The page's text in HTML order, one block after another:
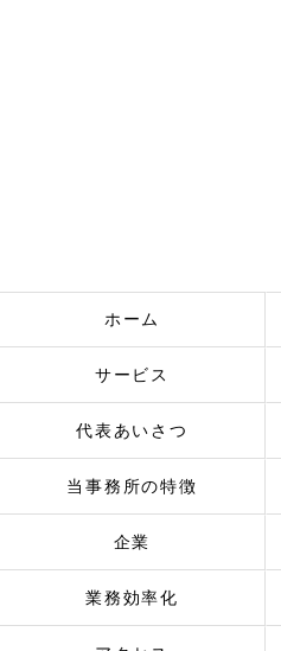
ホーム
サービス
代表あいさつ
当事務所の特徴
企業
業務効率化